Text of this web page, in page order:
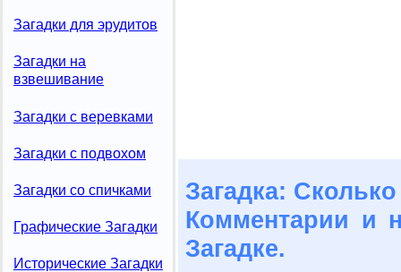
Загадки для эрудитов
Загадки на
взвешивание
Загадки с веревками
Загадки с подвохом
Загадки со спичками
Графические Загадки
Исторические Загадки
Загадка:
Комментарии и
Загадке.